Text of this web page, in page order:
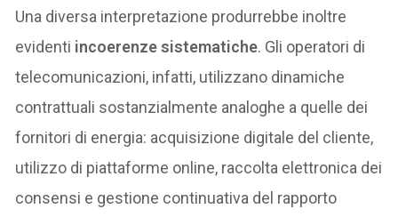
Una diversa interpretazione produrrebbe inoltre
evidenti incoerenze sistematiche. Gli operatori di
telecomunicazioni, infatti, utilizzano dinamiche
contrattuali sostanzialmente analoghe a quelle dei
fornitori di energia: acquisizione digitale del cliente,
utilizzo di piattaforme online, raccolta elettronica dei
consensi e gestione continuativa del rapporto